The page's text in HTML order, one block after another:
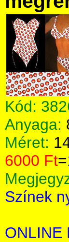
Kód:
Anyaga:
Méret:
6000 Ft=
Színek
ONLINE